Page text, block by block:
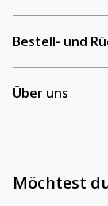
Bestell- und
Über uns
Möchtest